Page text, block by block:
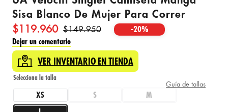
3. nike
4. guayos
5
Sisa Blanco De Mujer Para Correr
$119.960 $149.950 -20%
Dejar un comentario
VER INVENTARIO EN TIENDA
Guía de tallas
XS S M